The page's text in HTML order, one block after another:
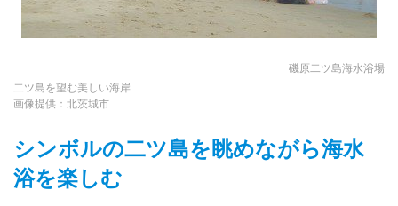
磯原二ツ島海水浴場
二ツ島を望む美しい海岸
画像提供：北茨城市
シンボルの二ツ島を眺めながら海水
浴を楽しむ